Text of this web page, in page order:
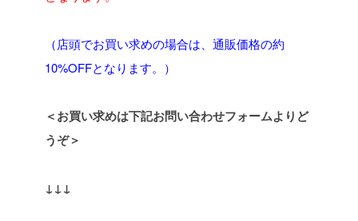
（店頭でお買い求めの場合は、通販価格の約
10%OFFとなります。）
＜お買い求めは下記お問い合わせフォームよりど
うぞ＞
↓↓↓